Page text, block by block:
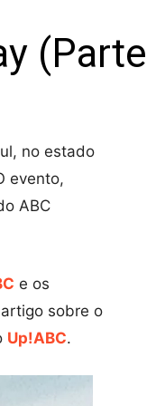
(Parte
no estado
evento,
ABC
e os
sobre o
Up!ABC.